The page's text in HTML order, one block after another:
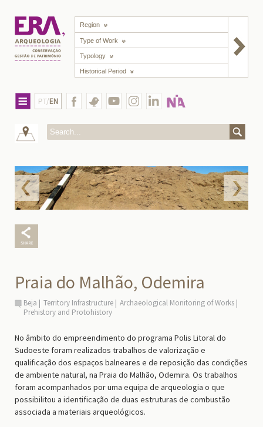
Region
Type of Work
Typology
Historical Period
PT/EN
Praia do Malhão, Odemira
Beja Territory Infrastructure
Archaeological Monitoring of Works
Prehistory and Protohistory
No âmbito do empreendimento do programa Polis Litoral do
Sudoeste foram realizados trabalhos de valorização e
qualificação dos espaços balneares e de reposição das condições
de ambiente natural, na Praia do Malhão, Odemira. Os trabalhos
foram acompanhados por uma equipa de arqueologia o que
possibilitou a identificação de duas estruturas de combustão
associada a materiais arqueológicos.